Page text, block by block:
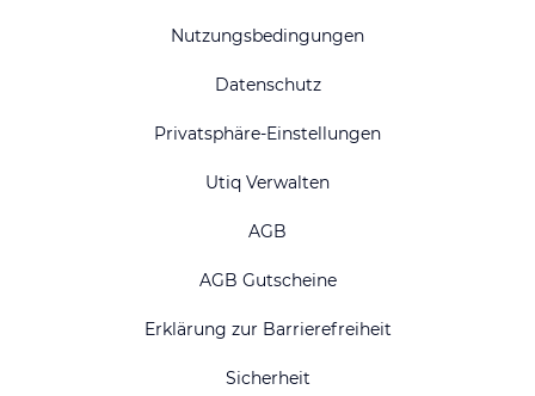
Nutzungsbedingungen
Datenschutz
Privatsphäre-Einstellungen
Utiq Verwalten
AGB
AGB Gutscheine
Erklärung zur Barrierefreiheit
Sicherheit